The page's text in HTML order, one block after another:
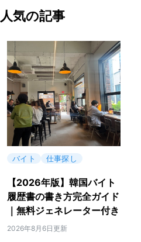
人気の記事
バイト 仕事探し
【2026年版】韓国バイト
履歴書の書き方完全ガイド
｜無料ジェネレーター付き
2026年8月6日更新